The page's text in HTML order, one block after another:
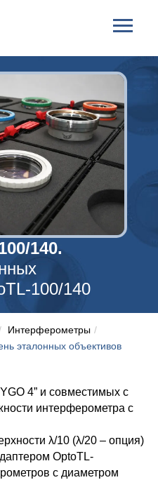
140.
100/140
Интерферометры /
эталонных объективов
4” и совместимых с
интерферометра с
λ/10 (λ/20 – опция)
OptoTL-
с диаметром